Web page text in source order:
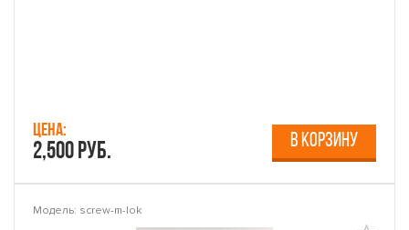
Цена:
2,500 руб. В КОРЗИНУ
Модель: screw-m-lok